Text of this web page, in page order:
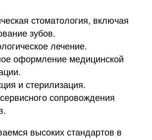
стоматология, включая
зубов.
лечение.
оформление медицинской
и стерилизация.
сопровождения
высоких стандартов в